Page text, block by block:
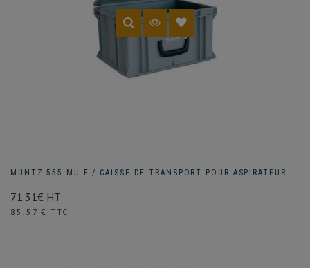
MUNTZ 555-MU-E / CAISSE DE TRANSPORT POUR ASPIRATEUR
71.31€ HT
Prix
85,57 € TTC